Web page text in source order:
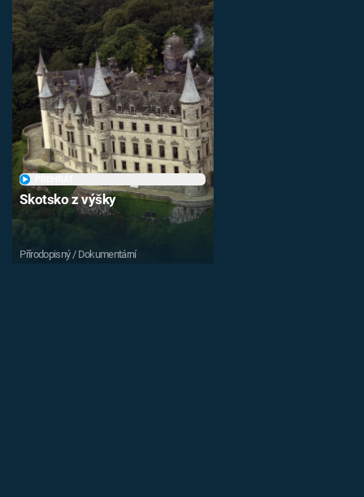
Skotsko z výšky
Přírodopisný / Dokumentární